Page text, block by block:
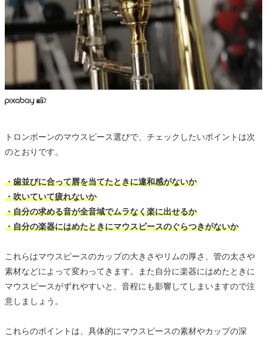
トロンボーンのマウスピース選びで、チェックしたいポイントは次
のとおりです。
・歯並びに合って唇を当てたときに違和感がないか
・吹いていて疲れないか
・自分の求める音が全音域でムラなく楽に出せるか
・自分の楽器にはめたときにマウスピースのぐらつきがないか
これらはマウスピースのカップの大きさやリムの厚さ、管の太さや
素材などによって変わってきます。また自分に楽器にはめたときに
マウスピースがずれやすいと、音程にも影響してしまいますので注
意しましょう。
これらのポイントは、具体的にマウスピースの素材やカップの深